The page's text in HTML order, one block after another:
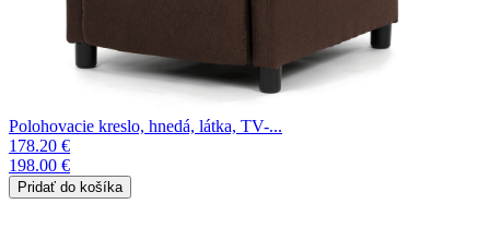
Polohovacie kreslo, hnedá, látka, TV-...
178.20 €
198.00 €